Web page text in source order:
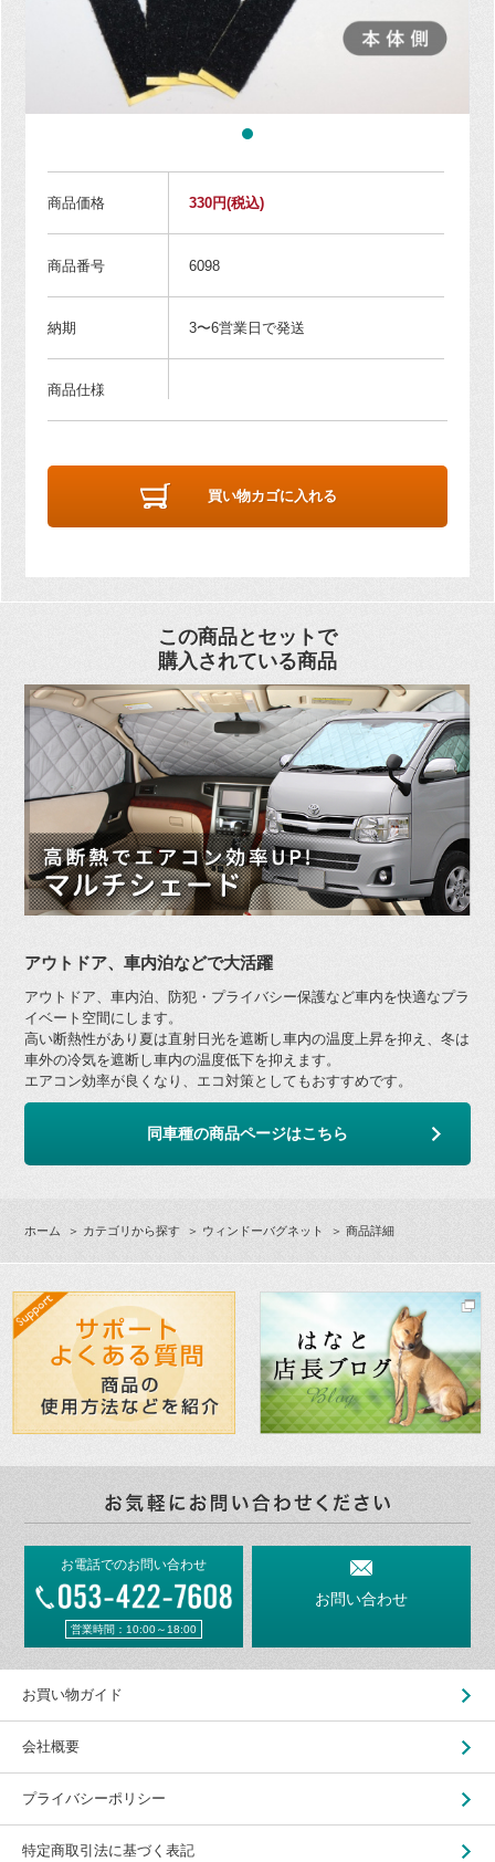
商品価格 330円(税込)
商品番号 6098
納期 3〜6営業日で発送
商品仕様
買い物カゴに入れる
この商品とセットで
購入されている商品
アウトドア、車内泊などで大活躍
アウトドア、車内泊、防犯・プライバシー保護など車内を快適なプラ
イベート空間にします。
高い断熱性があり夏は直射日光を遮断し車内の温度上昇を抑え、冬は
車外の冷気を遮断し車内の温度低下を抑えます。
エアコン効率が良くなり、エコ対策としてもおすすめです。
同車種の商品ページはこちら
ホーム ＞ カテゴリから探す ＞ ウィンドーバグネット ＞ 商品詳細
お電話でのお問い合わせ
営業時間：10:00～18:00
お問い合わせ
お買い物ガイド
会社概要
プライバシーポリシー
特定商取引法に基づく表記